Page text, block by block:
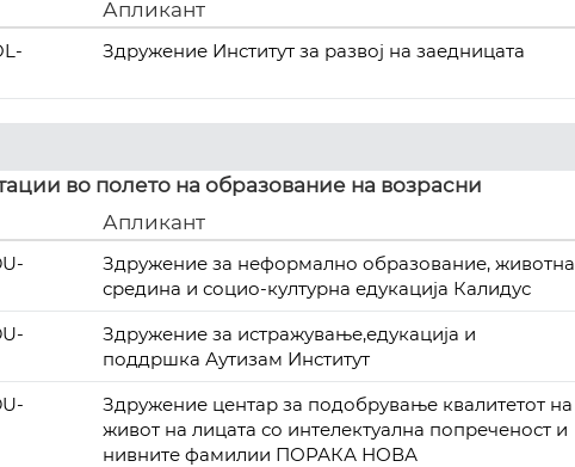
Апликант
Здружение Институт за развој на заедницата
во полето на образование на возрасни
Апликант
Здружение за неформално образование, животна
средина и социо-културна едукација Калидус
Здружение за истражување,едукација и
поддршка Аутизам Институт
Здружение центар за подобрување квалитетот на
живот на лицата со интелектуална попреченост и
нивните фамилии ПОРАКА НОВА